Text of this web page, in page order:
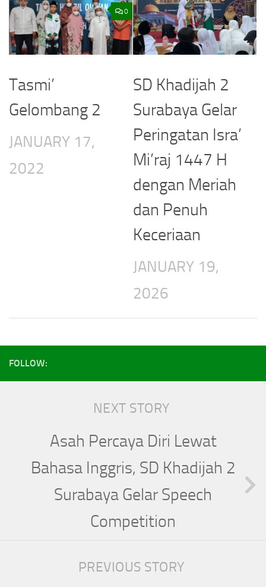
0
Tasmi’
Gelombang 2
JANUARY 17,
2022
SD Khadijah 2
Surabaya Gelar
Peringatan Isra’
Mi’raj 1447 H
dengan Meriah
dan Penuh
Keceriaan
JANUARY 19,
2026
FOLLOW:
NEXT STORY
Asah Percaya Diri Lewat
Bahasa Inggris, SD Khadijah 2
Surabaya Gelar Speech
Competition
PREVIOUS STORY